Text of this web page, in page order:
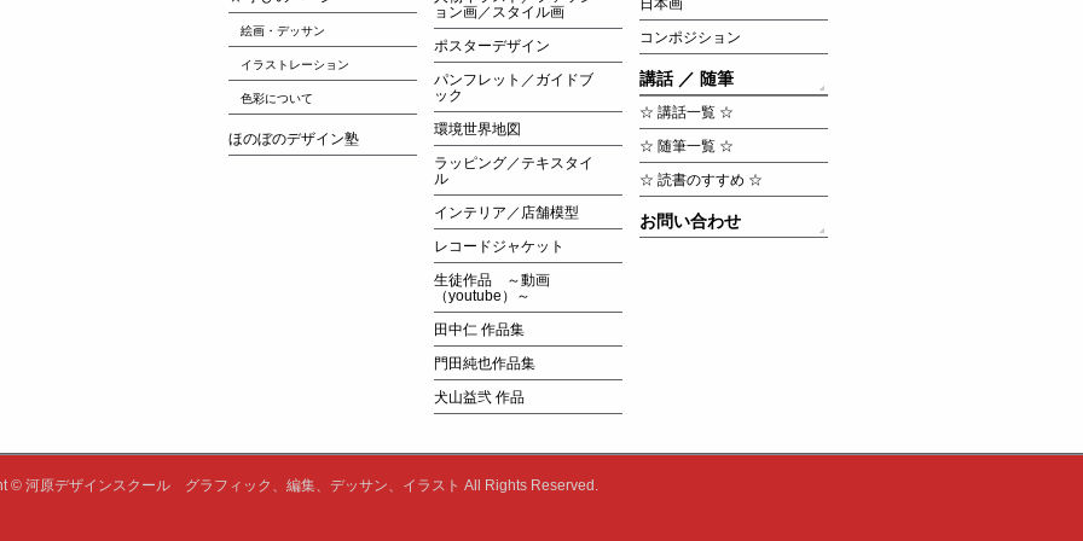
絵画・デッサン
イラストレーション
色彩について
ほのぼのデザイン塾
ョン画／スタイル画
ポスターデザイン
パンフレット／ガイドブ
ック
環境世界地図
ラッピング／テキスタイ
ル
インテリア／店舗模型
レコードジャケット
生徒作品 ～動画
（youtube）～
田中仁 作品集
門田純也作品集
犬山益弐 作品
日本画
コンポジション
講話 ／ 随筆
☆ 講話一覧 ☆
☆ 随筆一覧 ☆
☆ 読書のすすめ ☆
お問い合わせ
© 河原デザインスクール グラフィック、編集、デッサン、イラスト All Rights Reserved.